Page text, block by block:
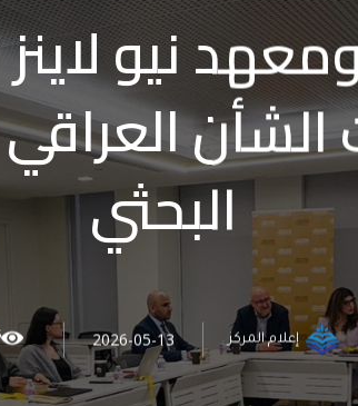
ومعهد نيو
الشأن
البحثي
إعلام المركز 2026-05-13